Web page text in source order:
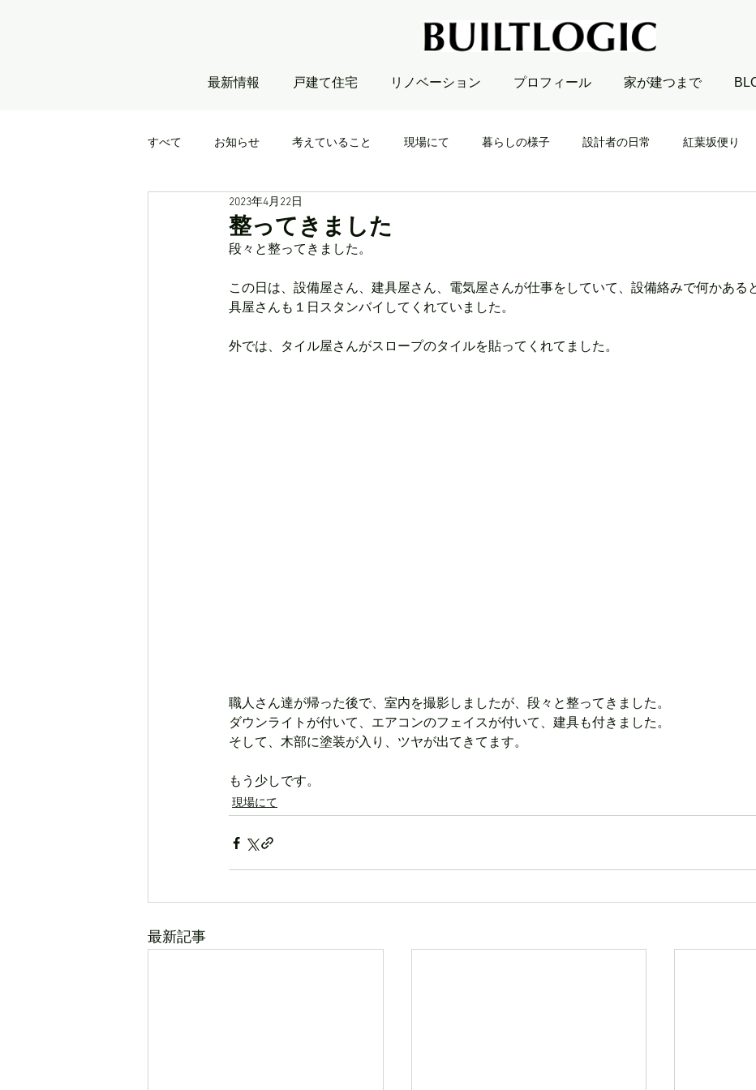
最新情報 戸建て住宅 リノベーション プロフィール 家が建つまで
すべて お知らせ 考えていること 現場にて 暮らしの様子 設計者の日常 紅葉坂便り
整ってきました
2023年4月22日
段々と整ってきました。
この日は、設備屋さん、建具屋さん、電気屋さんが仕事をしていて、設備絡みで何かある
具屋さんも１日スタンバイしてくれていました。
外では、タイル屋さんがスロープのタイルを貼ってくれてました。
職人さん達が帰った後で、室内を撮影しましたが、段々と整ってきました。
ダウンライトが付いて、エアコンのフェイスが付いて、建具も付きました。
そして、木部に塗装が入り、ツヤが出てきてます。
もう少しです。
現場にて
最新記事